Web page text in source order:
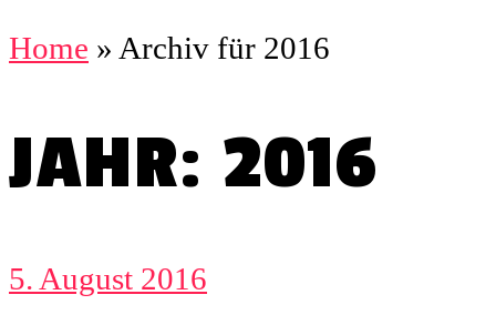
Home » Archiv für 2016
JAHR: 2016
5. August 2016